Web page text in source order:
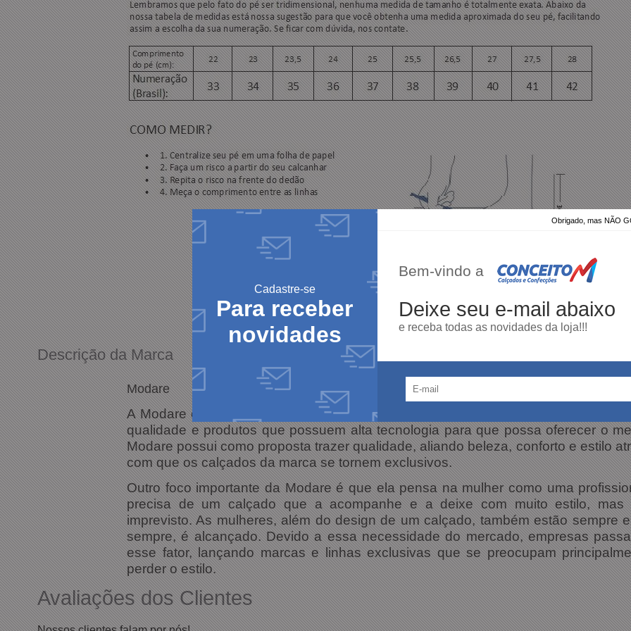
Obrigado, mas NÃO
Cadastre-se
Para receber
novidades
Bem-vindo a
Deixe seu e-mail abaixo
e receba todas as novidades da loja!!!
Descrição da Marca
Modare
A Modare é uma marca focada no conforto e no bem estar da mulher,
qualidade e produtos que possuem alta tecnologia para que possa oferecer o
Modare possui como proposta trazer qualidade, aliando beleza, conforto e estilo
com que os calçados da marca se tornem exclusivos.
Outro foco importante da Modare é que ela pensa na mulher como uma
precisa de um calçado que a acompanhe e a deixe com muito estilo, mas
imprevisto. As mulheres, além do design de um calçado, também estão sempre
sempre, é alcançado. Devido a essa necessidade do mercado, empresas
esse fator, lançando marcas e linhas exclusivas que se preocupam
perder o estilo.
Avaliações dos Clientes